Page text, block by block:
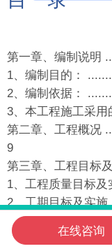
第一章、编制说明
1、编制目的：
2、编制依据：
3、本工程施工采
第二章、工程概
9
第三章、工程目标
1、工程质量目标
2、工期目标及实
3、安全生产目标
4、文明施工目标
信邦首页 电话咨询
在线咨询